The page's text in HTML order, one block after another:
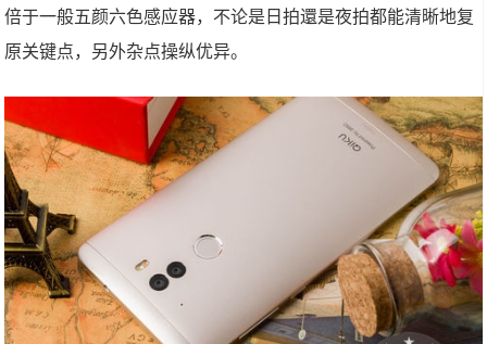
倍于一般五颜六色感应器，不论是日拍還是夜拍都能清晰地复
原关键点，另外杂点操纵优异。